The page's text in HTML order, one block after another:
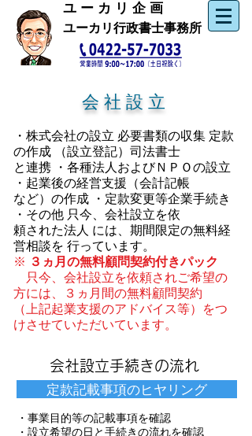
​ユ ー カ リ 企 画
ユーカリ行政書士事務所
会 社 設 立
・株式会社の設立 必要書類の収集 定款
の作成 （設立登記）司法書士
と連携 ・各種法人およびＮＰＯの設立
・起業後の経営支援（会計記帳
など）の作成 ・定款変更等企業手続き
・その他 只今、会社設立を依
頼された法人 には、期間限定の無料経
営相談を 行っています。
※ ３ヵ月の無料顧問契約付きパック
只今、会社設立を依頼されご希望の
方には、３ヵ月間の無料顧問契約
（上記起業支援のアドバイス等）をつ
けさせていただいています。
会社設立手続きの流れ
定款記載事項のヒヤリング
・事業目的等の記載事項を確認
・設立希望の日と手続きの流れを確認